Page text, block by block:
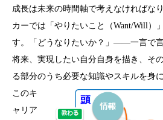
成長は未来の時間軸で考えなければな
カーでは「やりたいこと（Want/Will）
す。「どうなりたいか？」――一言で言
将来、実現したい自分自身を描き、そ
る部分のうち必要な知識やスキルを身
このキ
ャリア